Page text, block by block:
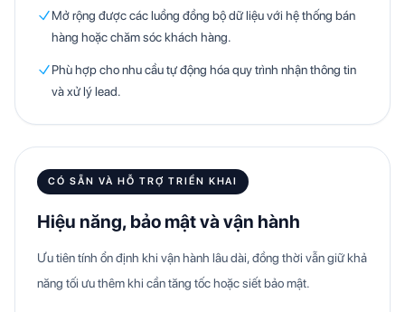
Mở rộng được các luồng đồng bộ dữ liệu với hệ thống bán
hàng hoặc chăm sóc khách hàng.
Phù hợp cho nhu cầu tự động hóa quy trình nhận thông tin
và xử lý lead.
CÓ SẴN VÀ HỖ TRỢ TRIỂN KHAI
Hiệu năng, bảo mật và vận hành
Ưu tiên tính ổn định khi vận hành lâu dài, đồng thời vẫn giữ khả
năng tối ưu thêm khi cần tăng tốc hoặc siết bảo mật.